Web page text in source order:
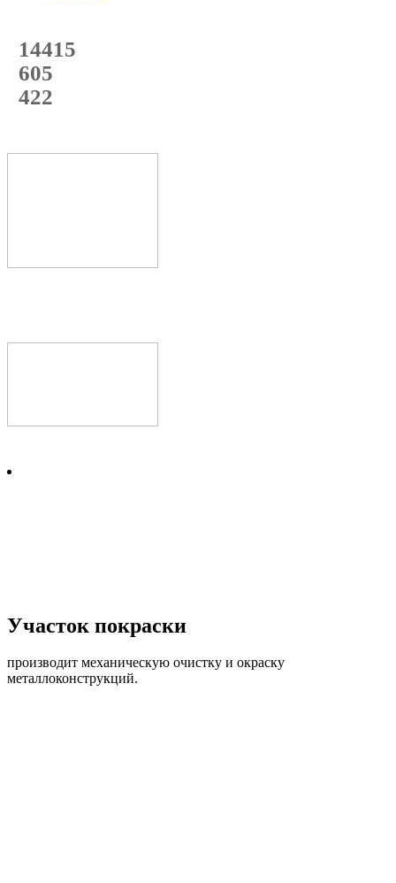
14415
с начала года
605
с начала месяца
422
с начала недели
Участок покраски
производит механическую очистку и окраску
металлоконструкций.